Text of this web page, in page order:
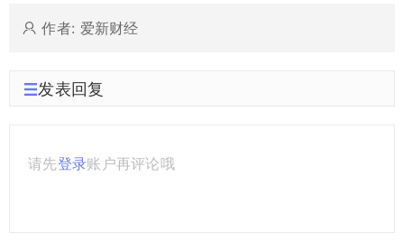
作者: 爱新财经
发表回复
请先登录账户再评论哦